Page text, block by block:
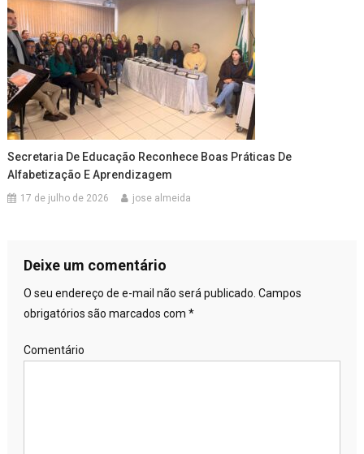
Secretaria De Educação Reconhece Boas Práticas De
Alfabetização E Aprendizagem
17 de julho de 2026 jose almeida
Deixe um comentário
O seu endereço de e-mail não será publicado. Campos
obrigatórios são marcados com *
Comentário